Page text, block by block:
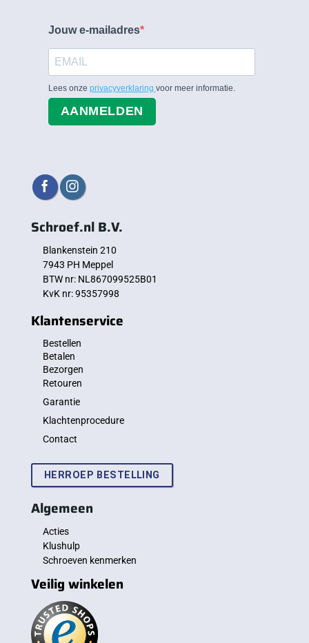
Jouw e-mailadres
Lees onze privacyverklaring voor meer informatie.
AANMELDEN
Schroef.nl B.V.
Blankenstein 210
7943 PH Meppel
BTW nr: NL867099525B01
KvK nr: 95357998
Klantenservice
Bestellen
Betalen
Bezorgen
Retouren
Garantie
Klachtenprocedure
Contact
HERROEP BESTELLING
Algemeen
Acties
Klushulp
Schroeven kenmerken
Veilig winkelen